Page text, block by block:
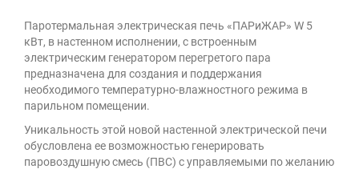
Паротермальная электрическая печь «ПАРиЖАР» W 5
кВт, в настенном исполнении, с встроенным
электрическим генератором перегретого пара
предназначена для создания и поддержания
необходимого температурно-влажностного режима в
парильном помещении.
Уникальность этой новой настенной электрической печи
обусловлена ее возможностью генерировать
паровоздушную смесь (ПВС) с управляемыми по желанию